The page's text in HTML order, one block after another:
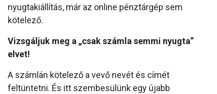
nyugtakiállítás, már az online pénztárgép sem
kötelező.
Vizsgáljuk meg a „csak számla semmi nyugta”
elvet!
A számlán kötelező a vevő nevét és címét
feltüntetni. És itt szembesülünk egy újabb